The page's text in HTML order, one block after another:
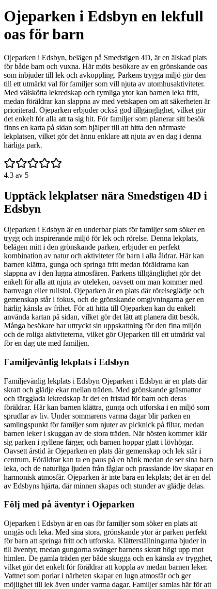
Ojeparken i Edsbyn en lekfull
oas för barn
Ojeparken i Edsbyn, belägen på Smedstigen 4D, är en älskad plats
för både barn och vuxna. Här möts besökare av en grönskande oas
som inbjuder till lek och avkoppling. Parkens trygga miljö gör den
till ett utmärkt val för familjer som vill njuta av utomhusaktiviteter.
Med välskötta lekredskap och rymliga ytor kan barnen leka fritt,
medan föräldrar kan slappna av med vetskapen om att säkerheten är
prioriterad. Ojeparken erbjuder också god tillgänglighet, vilket gör
det enkelt för alla att ta sig hit. För familjer som planerar sitt besök
finns en karta på sidan som hjälper till att hitta den närmaste
lekplatsen, vilket gör det ännu enklare att njuta av en dag i denna
härliga park.
4.3 av 5
Upptäck lekplatser nära Smedstigen 4D i
Edsbyn
Ojeparken i Edsbyn är en underbar plats för familjer som söker en
trygg och inspirerande miljö för lek och rörelse. Denna lekplats,
belägen mitt i den grönskande parken, erbjuder en perfekt
kombination av natur och aktiviteter för barn i alla åldrar. Här kan
barnen klättra, gunga och springa fritt medan föräldrarna kan
slappna av i den lugna atmosfären. Parkens tillgänglighet gör det
enkelt för alla att njuta av uteleken, oavsett om man kommer med
barnvagn eller rullstol. Ojeparken är en plats där rörelseglädje och
gemenskap står i fokus, och de grönskande omgivningarna ger en
härlig känsla av frihet. För att hitta till Ojeparken kan du enkelt
använda kartan på sidan, vilket gör det lätt att planera ditt besök.
Många besökare har uttryckt sin uppskattning för den fina miljön
och de roliga aktiviteterna, vilket gör Ojeparken till ett utmärkt val
för en dag ute med familjen.
Familjevänlig lekplats i Edsbyn
Familjevänlig lekplats i Edsbyn Ojeparken i Edsbyn är en plats där
skratt och glädje ekar mellan träden. Med grönskande gräsmattor
och färgglada lekredskap är det en fristad för barn och deras
föräldrar. Här kan barnen klättra, gunga och utforska i en miljö som
sprudlar av liv. Under sommarens varma dagar blir parken en
samlingspunkt för familjer som njuter av picknick på filtar, medan
barnen leker i skuggan av de stora träden. När hösten kommer klär
sig parken i gyllene färger, och barnen hoppar glatt i lövhögar.
Oavsett årstid är Ojeparken en plats där gemenskap och lek står i
centrum. Föräldrar kan ta en paus på en bänk medan de ser sina barn
leka, och de naturliga ljuden från fåglar och prasslande löv skapar en
harmonisk atmosfär. Ojeparken är inte bara en lekplats; det är en del
av Edsbyns hjärta, där minnen skapas och stunder av glädje delas.
Följ med på äventyr i Ojeparken
Ojeparken i Edsbyn är en oas för familjer som söker en plats att
umgås och leka. Med sina stora, grönskande ytor är parken perfekt
för barn att springa fritt och utforska. Klätterställningarna bjuder in
till äventyr, medan gungorna svänger barnens skratt högt upp mot
himlen. De gamla träden ger både skugga och en känsla av trygghet,
vilket gör det enkelt för föräldrar att koppla av medan barnen leker.
Vattnet som porlar i närheten skapar en lugn atmosfär och ger
möjlighet till lek även under varma dagar. Familjer samlas här för att